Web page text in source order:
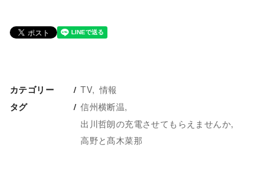
カテゴリー TV 情報
タグ
信州横断温
出川哲朗の充電させてもらえませんか
高野と髙木菜那